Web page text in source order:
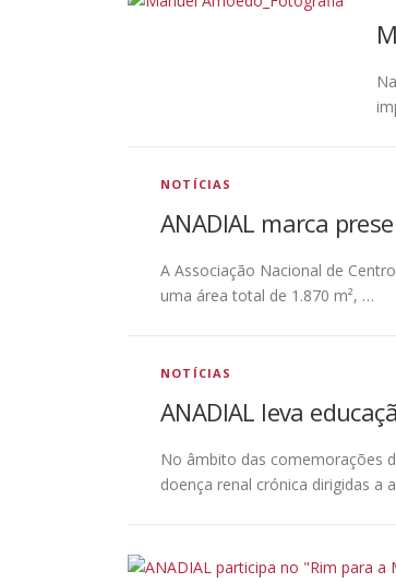
NOTÍCIAS
ANADIAL marca
A Associação Nacional de
uma área total de 1.870 m², …
NOTÍCIAS
ANADIAL leva
No âmbito das comemorações
doença renal crónica dirigidas a